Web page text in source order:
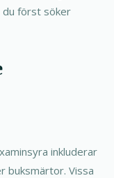
först söker
inkluderar
buksmärtor. Vissa